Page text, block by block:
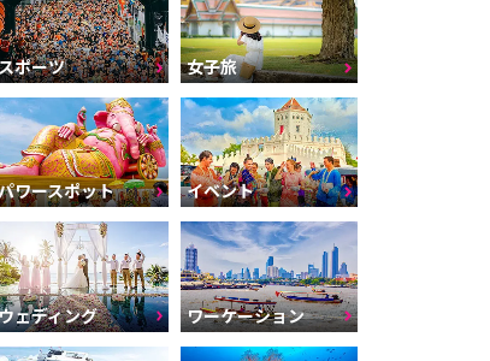
ポーツ 女子旅
ワースポット イベント
ェディング ワーケーション